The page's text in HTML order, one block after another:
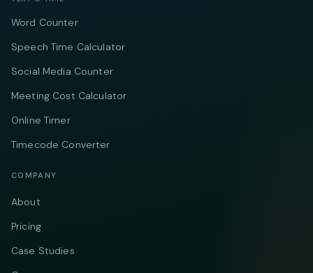
Word Counter
Speech Time Calculator
Social Media Counter
Meeting Cost Calculator
Online Timer
Timecode Converter
COMPANY
About
Pricing
Case Studies